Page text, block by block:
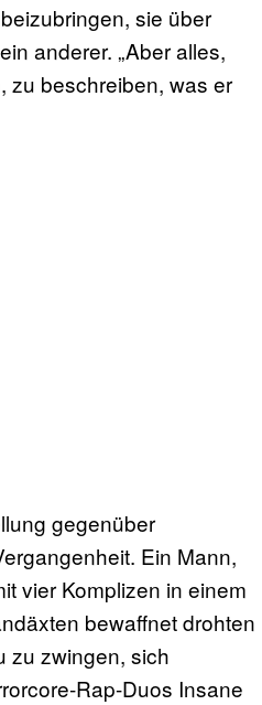
sie über
anderer. „Aber alles,
zu beschreiben, was er
gegenüber
Ein Mann,
vier Komplizen in einem
bewaffnet drohten
zu zwingen, sich
Rap-Duos Insane